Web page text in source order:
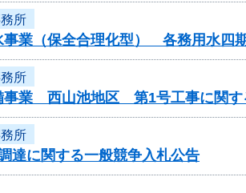
所
事業（保全合理化型） 各務用水
所
事業 西山池地区 第1号工事に関す
所
達に関する一般競争入札公告